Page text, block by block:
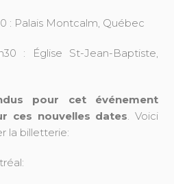
: Palais Montcalm, Québec
: Église St-Jean-Baptiste,
pour cet événement
ces nouvelles dates . Voici
la billetterie: